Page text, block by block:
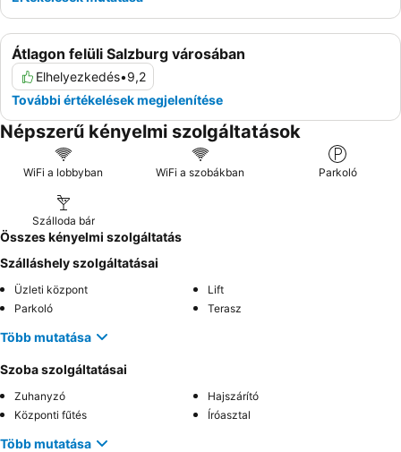
Átlagon felüli Salzburg városában
Elhelyezkedés•9,2
További értékelések megjelenítése
Népszerű kényelmi szolgáltatások
WiFi a lobbyban WiFi a szobákban Parkoló
Szálloda bár
Összes kényelmi szolgáltatás
Szálláshely szolgáltatásai
Üzleti központ
Lift
Parkoló
Terasz
Több mutatása
Szoba szolgáltatásai
Zuhanyzó
Hajszárító
Központi fűtés
Íróasztal
Több mutatása